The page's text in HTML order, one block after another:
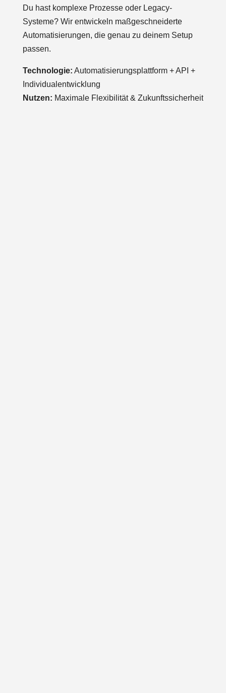
Du hast komplexe Prozesse oder Legacy-
Systeme? Wir entwickeln maßgeschneiderte
Automatisierungen, die genau zu deinem Setup
passen.
Technologie: Automatisierungsplattform + API +
Individualentwicklung
Nutzen: Maximale Flexibilität & Zukunftssicherheit